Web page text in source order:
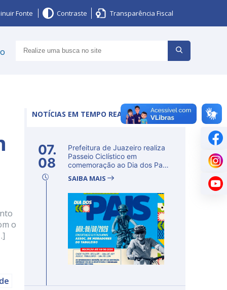
Fonte Contraste Transparência Fiscal
o
NOTÍCIAS EM TEMPO REAL
07.
08
Prefeitura de Juazeiro realiza
Passeio Ciclístico em
comemoração ao Dia dos Pais
SAIBA MAIS